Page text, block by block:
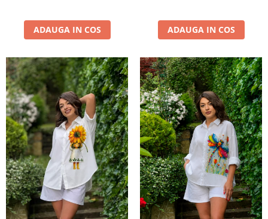
ADAUGA IN COS ADAUGA IN COS